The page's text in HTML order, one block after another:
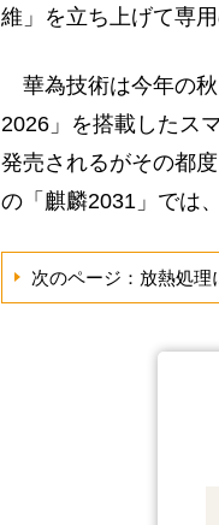
維」を立ち上げて専
華為技術は今年の
2026」を搭載したス
発売されるがその都
の「麒麟2031」では
次のページ：放熱処理